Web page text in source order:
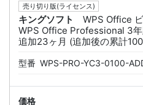
売り切り版(ライセンス)
キングソフト
WPS Office
WPS Office Professional 3
追加23ヶ月 (追加後の累計
型番 WPS-PRO-YC3-0100-